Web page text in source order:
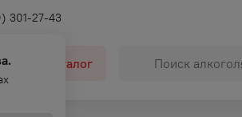
301-27-43
Каталог